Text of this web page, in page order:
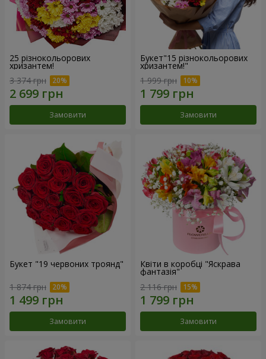
25 різнокольорових
хризантем!
3 374 грн
Замовити
Букет"15 різнокольорових
хризантем!"
1 999 грн
Замовити
Букет "19 червоних троянд"
1 874 грн
Замовити
Квіти в коробці "Яскрава
фантазія"
2 116 грн
Замовити